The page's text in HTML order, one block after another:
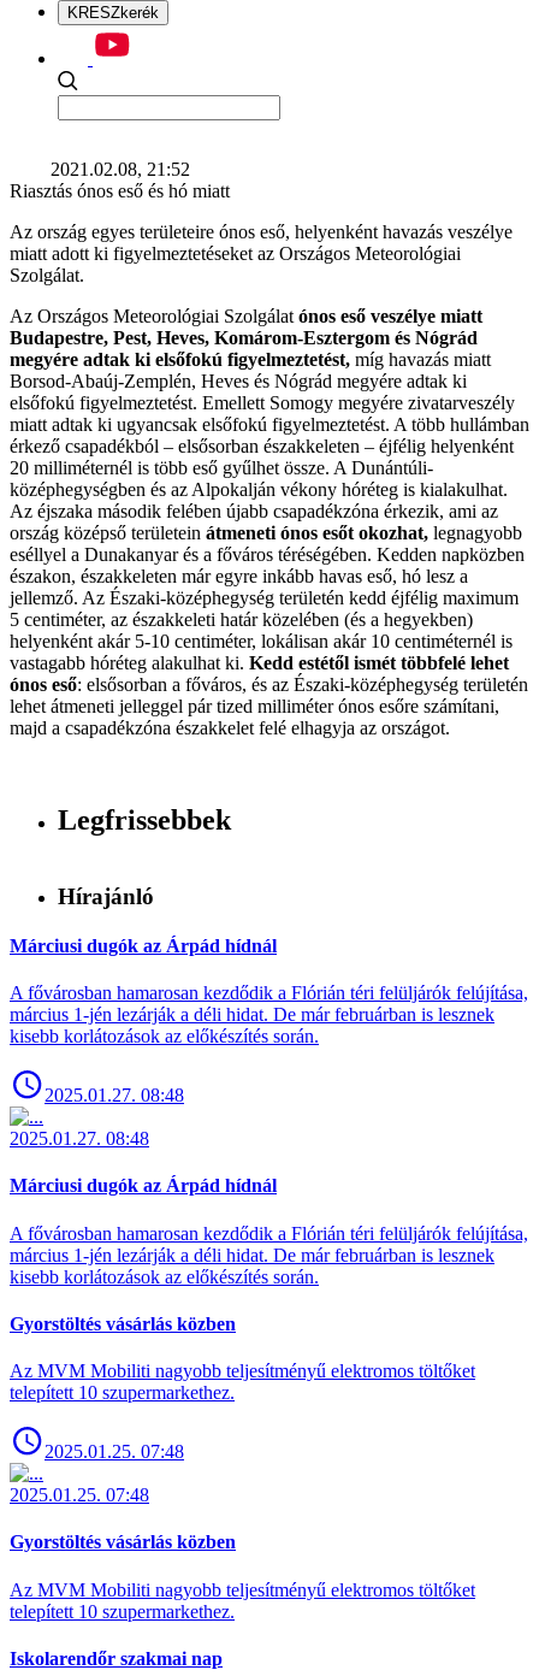
KRESZkerék
2021.02.08, 21:52
Riasztás ónos eső és hó miatt
Az ország egyes területeire ónos eső, helyenként havazás veszélye
miatt adott ki figyelmeztetéseket az Országos Meteorológiai
Szolgálat.
Az Országos Meteorológiai Szolgálat ónos eső veszélye miatt
Budapestre, Pest, Heves, Komárom-Esztergom és Nógrád
megyére adtak ki elsőfokú figyelmeztetést, míg havazás miatt
Borsod-Abaúj-Zemplén, Heves és Nógrád megyére adtak ki
elsőfokú figyelmeztetést. Emellett Somogy megyére zivatarveszély
miatt adtak ki ugyancsak elsőfokú figyelmeztetést. A több hullámban
érkező csapadékból – elsősorban északkeleten – éjfélig helyenként
20 milliméternél is több eső gyűlhet össze. A Dunántúli-
középhegységben és az Alpokalján vékony hóréteg is kialakulhat.
Az éjszaka második felében újabb csapadékzóna érkezik, ami az
ország középső területein átmeneti ónos esőt okozhat, legnagyobb
eséllyel a Dunakanyar és a főváros téréségében. Kedden napközben
északon, északkeleten már egyre inkább havas eső, hó lesz a
jellemző. Az Északi-középhegység területén kedd éjfélig maximum
5 centiméter, az északkeleti határ közelében (és a hegyekben)
helyenként akár 5-10 centiméter, lokálisan akár 10 centiméternél is
vastagabb hóréteg alakulhat ki. Kedd estétől ismét többfelé lehet
ónos eső: elsősorban a főváros, és az Északi-középhegység területén
lehet átmeneti jelleggel pár tized milliméter ónos esőre számítani,
majd a csapadékzóna északkelet felé elhagyja az országot.
Legfrissebbek
Hírajánló
Márciusi dugók az Árpád hídnál
A fővárosban hamarosan kezdődik a Flórián téri felüljárók felújítása,
március 1-jén lezárják a déli hidat. De már februárban is lesznek
kisebb korlátozások az előkészítés során.
2025.01.27. 08:48
2025.01.27. 08:48
Márciusi dugók az Árpád hídnál
A fővárosban hamarosan kezdődik a Flórián téri felüljárók felújítása,
március 1-jén lezárják a déli hidat. De már februárban is lesznek
kisebb korlátozások az előkészítés során.
Gyorstöltés vásárlás közben
Az MVM Mobiliti nagyobb teljesítményű elektromos töltőket
telepített 10 szupermarkethez.
2025.01.25. 07:48
2025.01.25. 07:48
Gyorstöltés vásárlás közben
Az MVM Mobiliti nagyobb teljesítményű elektromos töltőket
telepített 10 szupermarkethez.
Iskolarendőr szakmai nap